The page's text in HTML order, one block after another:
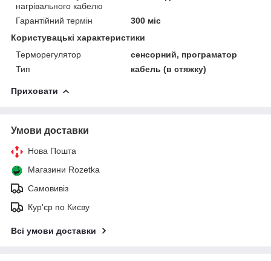
нагрівального кабелю
Гарантійний термін
300 міс
Користувацькі характеристики
Терморегулятор
сенсорний, програматор
Тип
кабель (в стяжку)
Приховати
Умови доставки
Нова Пошта
Магазини Rozetka
Самовивіз
Кур'єр по Києву
Всі умови доставки